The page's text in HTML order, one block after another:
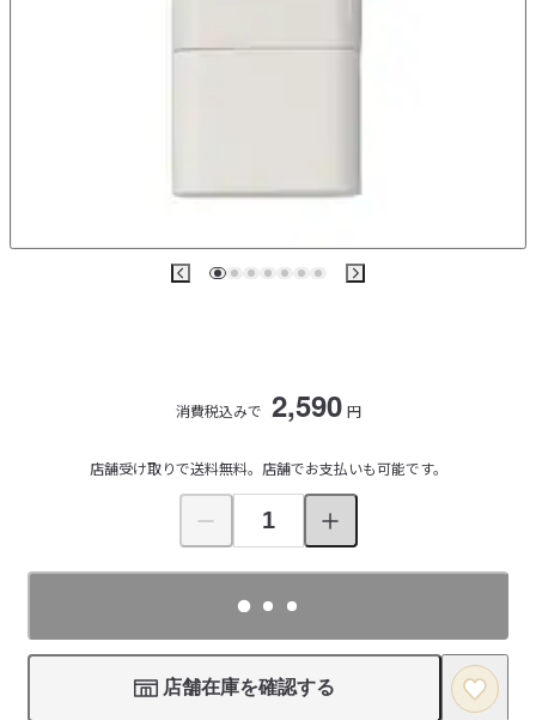
消費税込みで 2,590 円
店舗受け取りで送料無料。店舗でお支払いも可能です。
店舗在庫を確認する